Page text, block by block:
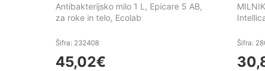
Antibakterijsko milo 1 L, Epicare 5 AB,
za roke in telo, Ecolab
Šifra: 232408
45,02€
Šifra: